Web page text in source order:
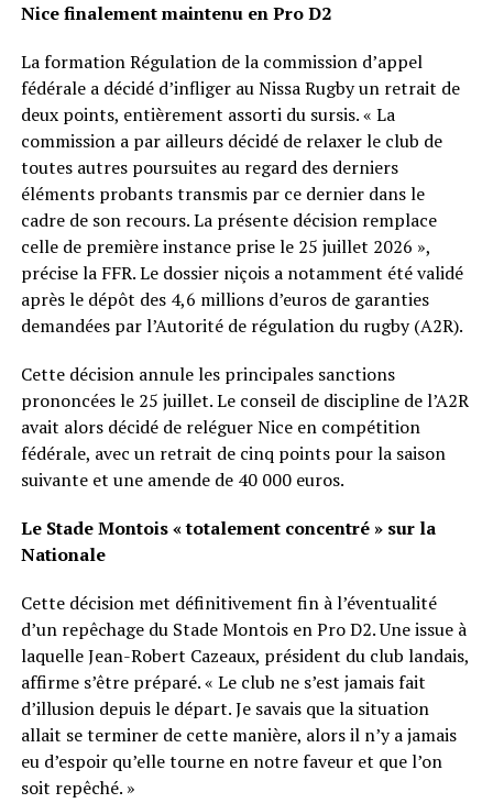
Nice finalement maintenu en Pro D2
La formation Régulation de la commission d’appel
fédérale a décidé d’infliger au Nissa Rugby un retrait de
deux points, entièrement assorti du sursis. « La
commission a par ailleurs décidé de relaxer le club de
toutes autres poursuites au regard des derniers
éléments probants transmis par ce dernier dans le
cadre de son recours. La présente décision remplace
celle de première instance prise le 25 juillet 2026 »,
précise la FFR. Le dossier niçois a notamment été validé
après le dépôt des 4,6 millions d’euros de garanties
demandées par l’Autorité de régulation du rugby (A2R).
Cette décision annule les principales sanctions
prononcées le 25 juillet. Le conseil de discipline de l’A2R
avait alors décidé de reléguer Nice en compétition
fédérale, avec un retrait de cinq points pour la saison
suivante et une amende de 40 000 euros.
Le Stade Montois « totalement concentré » sur la
Nationale
Cette décision met définitivement fin à l’éventualité
d’un repêchage du Stade Montois en Pro D2. Une issue à
laquelle Jean-Robert Cazeaux, président du club landais,
affirme s’être préparé. « Le club ne s’est jamais fait
d’illusion depuis le départ. Je savais que la situation
allait se terminer de cette manière, alors il n’y a jamais
eu d’espoir qu’elle tourne en notre faveur et que l’on
soit repêché. »